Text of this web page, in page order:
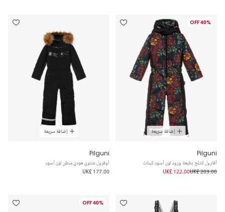
40% OFF
إضافة سريعة
Pilguni
أفارول للثلج بطبعة ورود لون أسود للبنات
UK£ 203.00
UK£ 122.00
إضافة سريعة
Pilguni
أوفرول شتوي هودي مبطن لون أسود
UK£ 177.00
40% OFF